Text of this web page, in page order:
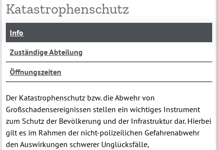
Katastrophenschutz
Info
Zuständige Abteilung
Öffnungszeiten
Der Katastrophenschutz bzw. die Abwehr von
Großschadensereignissen stellen ein wichtiges Instrument
zum Schutz der Bevölkerung und der Infrastruktur dar. Hierbei
gilt es im Rahmen der nicht-polizeilichen Gefahrenabwehr
den Auswirkungen schwerer Unglücksfälle,